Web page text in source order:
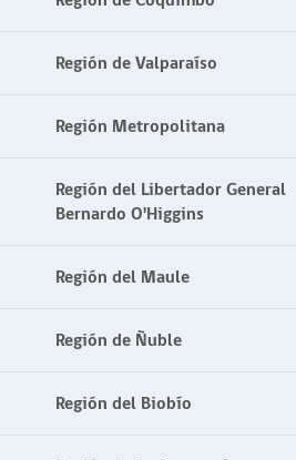
Región de Valparaíso
Región Metropolitana
Región del Libertador General
Bernardo O'Higgins
Región del Maule
Región de Ñuble
Región del Biobío